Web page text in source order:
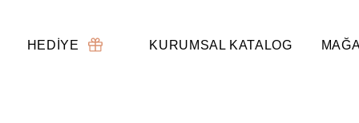
HEDİYE KURUMSAL KATALOG